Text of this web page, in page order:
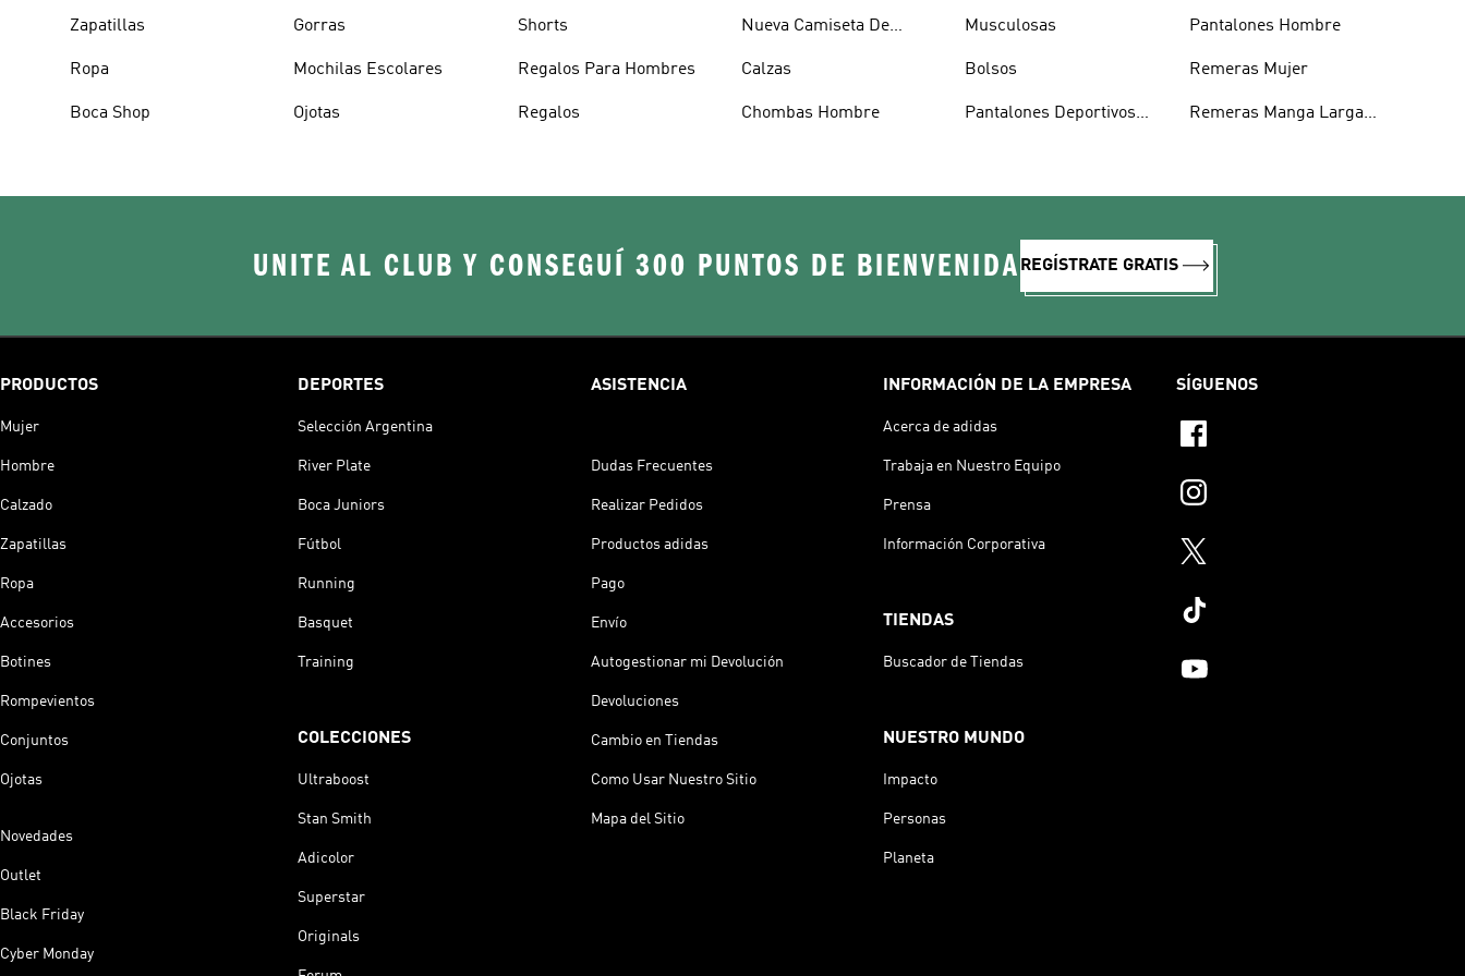
Zapatillas
Ropa
Boca Shop
Gorras
Mochilas Escolares
Ojotas
Shorts
Regalos Para Hombres
Regalos
Nueva Camiseta De
Calzas
Chombas Hombre
Musculosas
Bolsos
Pantalones Deportivos
Pantalones Hombre
Remeras Mujer
Remeras Manga Larga
UNITE AL CLUB Y CONSEGUÍ 300 PUNTOS DE BIENVENIDA REGÍSTRATE GRATIS
PRODUCTOS
Mujer
Hombre
Calzado
Zapatillas
Ropa
Accesorios
Botines
Rompevientos
Conjuntos
Ojotas
Novedades
Outlet
Black Friday
Cyber Monday
DEPORTES
Selección Argentina
River Plate
Boca Juniors
Fútbol
Running
Basquet
Training
COLECCIONES
Ultraboost
Stan Smith
Adicolor
Superstar
Originals
ASISTENCIA
Dudas Frecuentes
Realizar Pedidos
Productos adidas
Pago
Envío
Autogestionar mi Devolución
Devoluciones
Cambio en Tiendas
Como Usar Nuestro Sitio
Mapa del Sitio
INFORMACIÓN DE LA EMPRESA
Acerca de adidas
Trabaja en Nuestro Equipo
Prensa
Información Corporativa
TIENDAS
Buscador de Tiendas
NUESTRO MUNDO
Impacto
Personas
Planeta
SÍGUENOS